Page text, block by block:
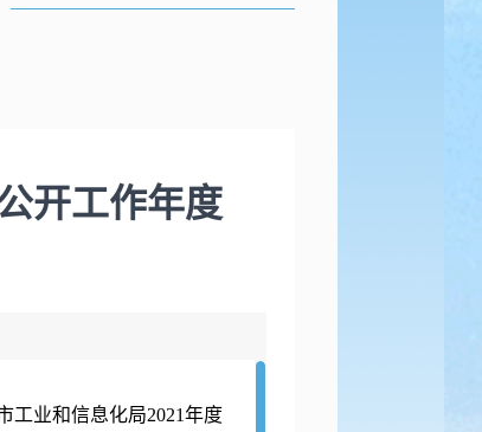
开工作年度
业和信息化局2021年度